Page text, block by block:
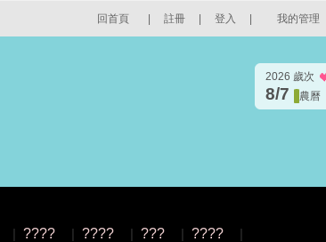
回首頁 註冊 登入 我的管理
2026 歲次
8/7 農曆
| ???? | ???? | ??? | ???? |